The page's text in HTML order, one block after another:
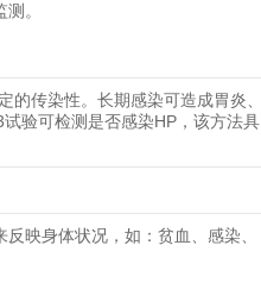
。
的传染性。长期感染可造成胃炎、
验可检测是否感染HP，该方法具
映身体状况，如：贫血、感染、